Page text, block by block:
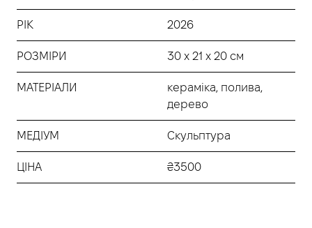
РІК 2026
РОЗМІРИ 30 х 21 х 20 cм
МАТЕРІАЛИ
кераміка, полива,
дерево
МЕДІУМ Скульптура
ЦІНА ₴3500